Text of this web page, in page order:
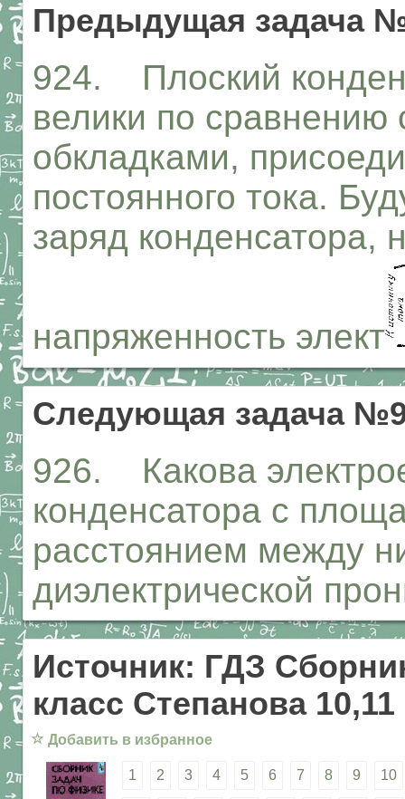
Предыдущая задача
924. Плоский
велики по сравнению
обкладками,
постоянного тока.
заряд конденсатора,
напряженность элект
Следующая задача
926. Какова
конденсатора с
расстоянием между
диэлектрической
Источник: ГДЗ
класс Степанова 10,11
☆ Добавить в избранное
1 2 3 4 5 6 7 8 9 10